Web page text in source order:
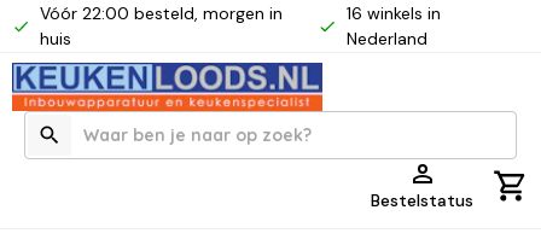
Vóór 22:00 besteld, morgen in
huis
16 winkels in
Nederland
Bestelstatus